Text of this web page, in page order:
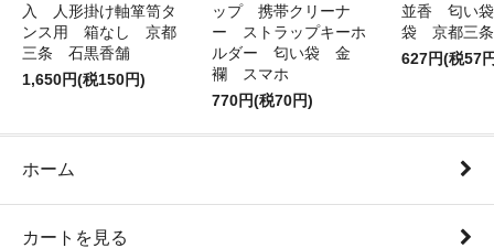
入 人形掛け軸箪笥タ
ンス用 箱なし 京都
三条 石黒香舗
1,650円(税150円)
ップ 携帯クリーナ
ー ストラップキーホ
ルダー 匂い袋 金
襴 スマホ
770円(税70円)
並香 匂い
袋 京都三条
627円(税57
ホーム
カートを見る